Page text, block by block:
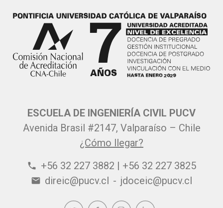
ESCUELA DE INGENIERÍA CIVIL PUCV
Avenida Brasil #2147, Valparaíso – Chile
¿Cómo llegar?
phone +56 32 227 3882 | +56 32 227 3825
email direic@pucv.cl - jdoceic@pucv.cl